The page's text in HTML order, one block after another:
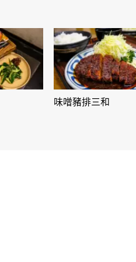
味噌豬排三和